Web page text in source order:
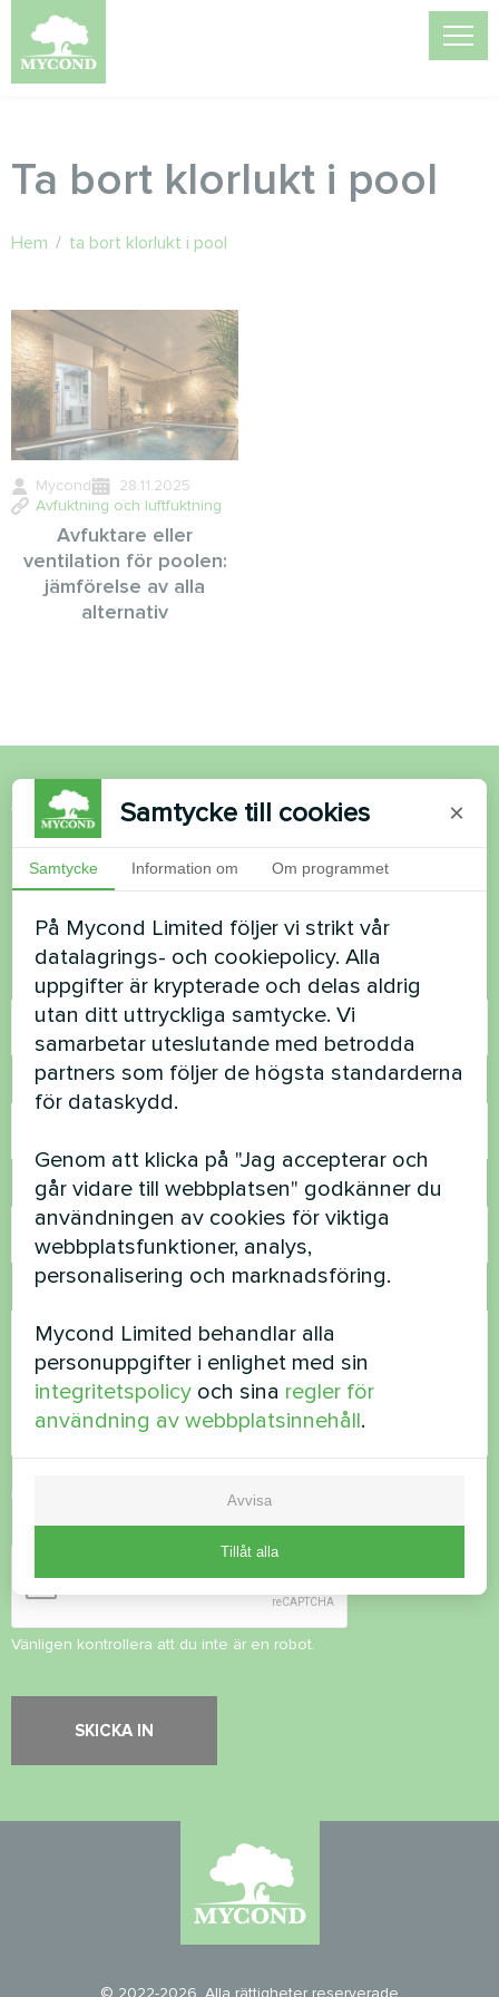
Ta bort klorlukt i pool
Hem / ta bort klorlukt i pool
Mycond
28.11.2025
Avfuktning och luftfuktning
Avfuktare eller
ventilation för poolen:
jämförelse av alla
alternativ
Vill du köpa eller har du
frågor?
Kontakta oss så hjälper vi dig
Namn
Telefonnummer
E-post
Kommentar
integritetspolicy
Vänligen kontrollera att du inte är en robot.
© 2022-2026. Alla rättigheter reserverade
Samtycke till cookies ×
Samtycke Information om Om programmet
På Mycond Limited följer vi strikt vår
datalagrings- och cookiepolicy. Alla
uppgifter är krypterade och delas aldrig
utan ditt uttryckliga samtycke. Vi
samarbetar uteslutande med betrodda
partners som följer de högsta standarderna
för dataskydd.
Genom att klicka på "Jag accepterar och
går vidare till webbplatsen" godkänner du
användningen av cookies för viktiga
webbplatsfunktioner, analys,
personalisering och marknadsföring.
Mycond Limited behandlar alla
personuppgifter i enlighet med sin
integritetspolicy och sina regler för
användning av webbplatsinnehåll.
Avvisa
Tillåt alla